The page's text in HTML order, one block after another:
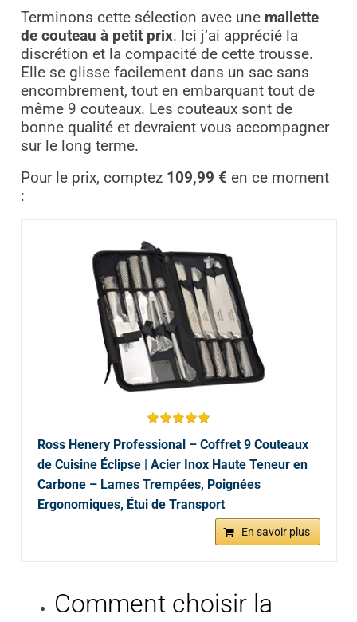
Terminons cette sélection avec une mallette
de couteau à petit prix. Ici j’ai apprécié la
discrétion et la compacité de cette trousse.
Elle se glisse facilement dans un sac sans
encombrement, tout en embarquant tout de
même 9 couteaux. Les couteaux sont de
bonne qualité et devraient vous accompagner
sur le long terme.
Pour le prix, comptez 109,99 € en ce moment
:
Ross Henery Professional – Coffret 9 Couteaux
de Cuisine Éclipse | Acier Inox Haute Teneur en
Carbone – Lames Trempées, Poignées
Ergonomiques, Étui de Transport
En savoir plus
Comment choisir la